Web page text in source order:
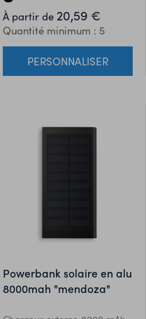
USB 2.0 , 1 prise EU et un
powerbank 4000 mAh. Câble
de chargement micro USB
inclus.
À partir de 20,59 €
Quantité minimum : 5
PERSONNALISER
powerbank solaire en alu
8000mah "mendoza"